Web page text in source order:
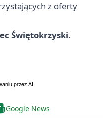
z oferty
Świętokrzyski.
Google News